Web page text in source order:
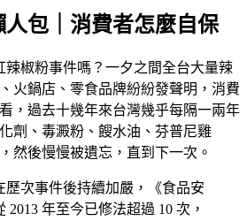
包｜消費者怎麼自保
辣椒粉事件嗎？一夕之間全台大量辣
火鍋店、零食品牌紛紛發聲明，消費
，過去十幾年來台灣幾乎每隔一兩年
劑、毒澱粉、餿水油、芬普尼雞
後慢慢被遺忘，直到下一次。
歷次事件後持續加嚴，《食品安
2013 年至今已修法超過 10 次，